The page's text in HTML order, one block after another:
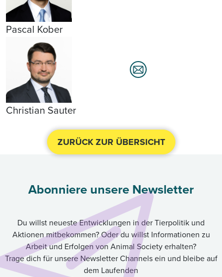
Pascal Kober
Christian Sauter
ZURÜCK ZUR ÜBERSICHT
Abonniere unsere Newsletter
Du willst neueste Entwicklungen in der Tierpolitik und
Aktionen mitbekommen? Oder du willst Informationen zu
Arbeit und Erfolgen von Animal Society erhalten?
Trage dich für unsere Newsletter Channels ein und bleibe auf
dem Laufenden